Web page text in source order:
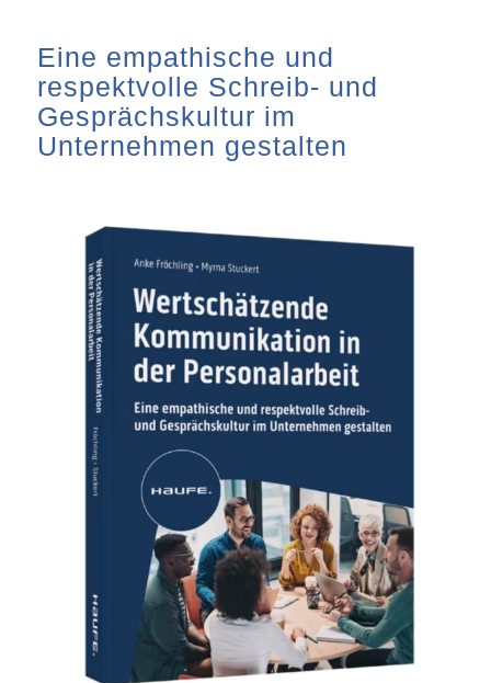
Eine empathische und
respektvolle Schreib- und
Gesprächskultur im
Unternehmen gestalten